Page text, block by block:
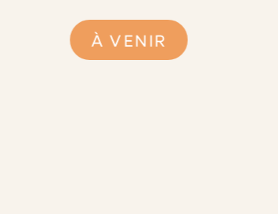
À VENIR